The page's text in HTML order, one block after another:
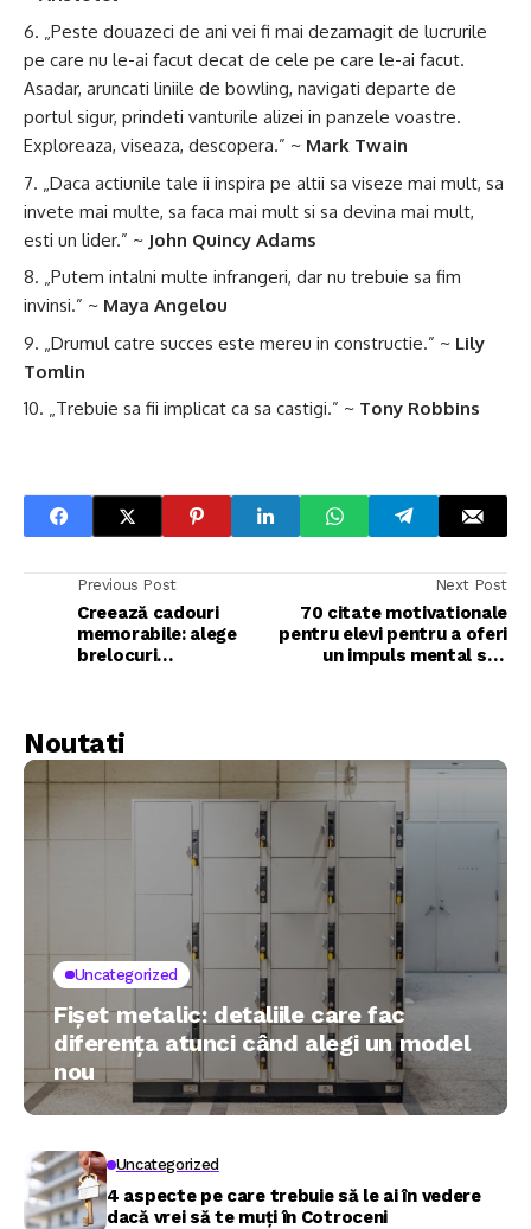
„Peste douazeci de ani vei fi mai dezamagit de lucrurile
pe care nu le-ai facut decat de cele pe care le-ai facut.
Asadar, aruncati liniile de bowling, navigati departe de
portul sigur, prindeti vanturile alizei in panzele voastre.
Exploreaza, viseaza, descopera.” ~ Mark Twain
„Daca actiunile tale ii inspira pe altii sa viseze mai mult, sa
invete mai multe, sa faca mai mult si sa devina mai mult,
esti un lider.” ~ John Quincy Adams
„Putem intalni multe infrangeri, dar nu trebuie sa fim
invinsi.” ~ Maya Angelou
„Drumul catre succes este mereu in constructie.” ~ Lily
Tomlin
„Trebuie sa fii implicat ca sa castigi.” ~ Tony Robbins
Previous Post
Creează cadouri
memorabile: alege
brelocuri
Next Post
70 citate motivationale
pentru elevi pentru a oferi
un impuls mental sau
Noutati
Uncategorized
Fișet metalic: detaliile care fac
diferența atunci când alegi un model
nou
Uncategorized
4 aspecte pe care trebuie să le ai în vedere
dacă vrei să te muți în Cotroceni